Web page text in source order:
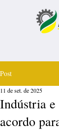
Post
Indústria
acordo
11 de set. de 2025